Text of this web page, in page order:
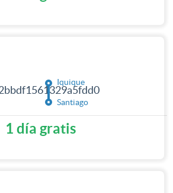
Iquique
Santiago
1 día gratis